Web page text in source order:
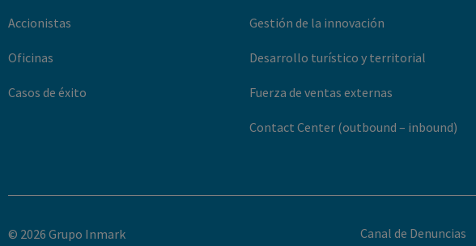
Accionistas
Oficinas
Casos de éxito
Gestión de la innovación
Desarrollo turístico y territorial
Fuerza de ventas externas
Contact Center (outbound – inbound)
© 2026 Grupo Inmark Canal de Denuncias